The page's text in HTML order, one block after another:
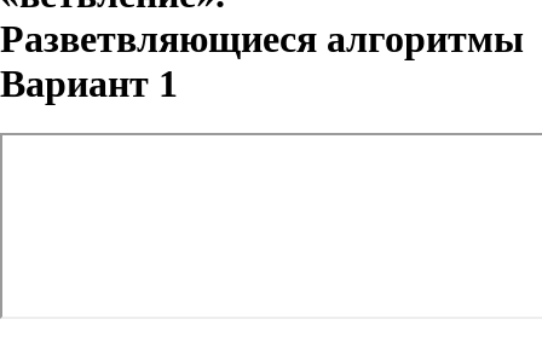
Разветвляющиеся алгоритмы
Вариант 1